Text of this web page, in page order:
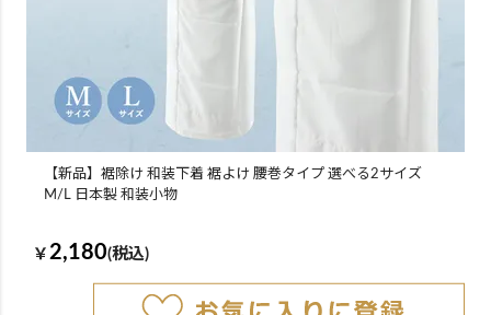
【新品】裾除け 和装下着 裾よけ 腰巻タイプ 選べる2サイズ
M/L 日本製 和装小物
￥ 2,180(税込)